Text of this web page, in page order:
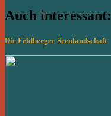
Auch interessant:
Die Feldberger Seenlandschaft